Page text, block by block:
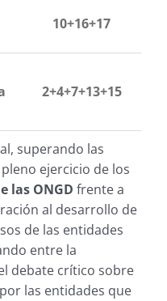
10+16+17
2+4+7+13+15
superando las
ejercicio de los
las ONGD frente a
al desarrollo de
de las entidades
entre la
debate crítico sobre
las entidades que